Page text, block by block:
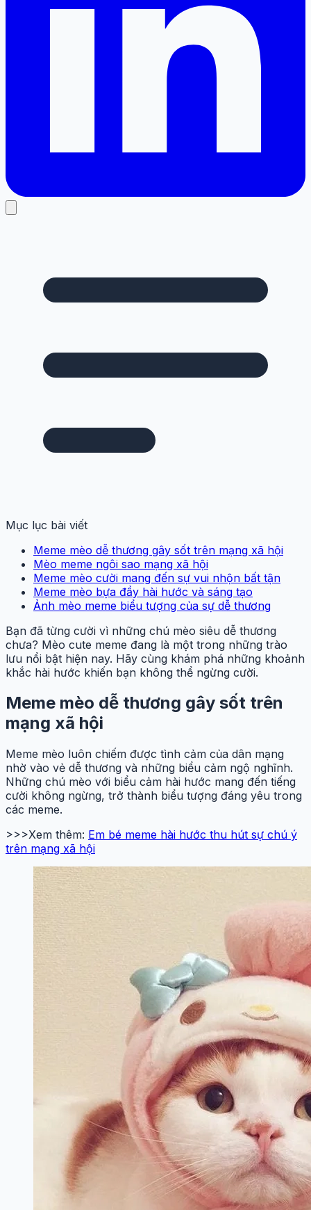
Mục lục bài viết
Meme mèo dễ thương gây sốt trên mạng xã hội
Mèo meme ngôi sao mạng xã hội
Meme mèo cười mang đến sự vui nhộn bất tận
Meme mèo bựa đầy hài hước và sáng tạo
Ảnh mèo meme biểu tượng của sự dễ thương
Bạn đã từng cười vì những chú mèo siêu dễ thương
chưa? Mèo cute meme đang là một trong những trào
lưu nổi bật hiện nay. Hãy cùng khám phá những khoảnh
khắc hài hước khiến bạn không thể ngừng cười.
Meme mèo dễ thương gây sốt trên
mạng xã hội
Meme mèo luôn chiếm được tình cảm của dân mạng
nhờ vào vẻ dễ thương và những biểu cảm ngộ nghĩnh.
Những chú mèo với biểu cảm hài hước mang đến tiếng
cười không ngừng, trở thành biểu tượng đáng yêu trong
các meme.
>>>Xem thêm: Em bé meme hài hước thu hút sự chú ý
trên mạng xã hội